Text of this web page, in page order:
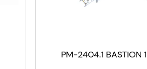
PM-2404.1 BASTION 1